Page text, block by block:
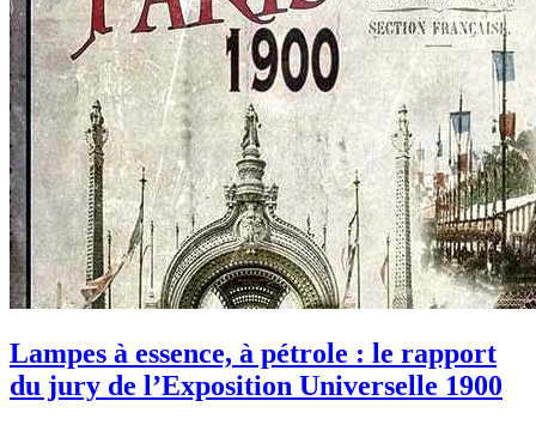
Lampes à essence, à pétrole : le rapport
du jury de l’Exposition Universelle 1900